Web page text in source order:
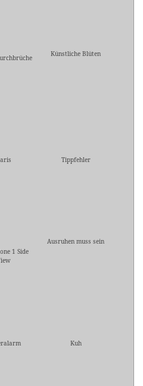
Künstliche Blüten
Tippfehler
1 Side
Ausruhen muss sein
Kuh